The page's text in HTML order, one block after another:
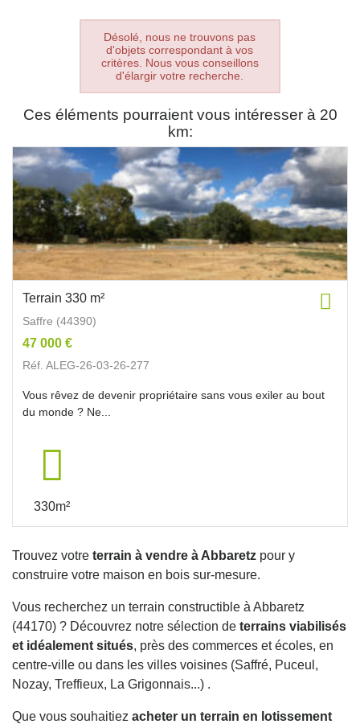
Désolé, nous ne trouvons pas
d'objets correspondant à vos
critères. Nous vous conseillons
d'élargir votre recherche.
Ces éléments pourraient vous intéresser à 20
km:
Terrain 330 m²
Saffre (44390)
47 000 €
Réf. ALEG-26-03-26-277
Vous rêvez de devenir propriétaire sans vous exiler au bout
du monde ? Ne...
330m²
Trouvez votre terrain à vendre à Abbaretz pour y
construire votre maison en bois sur-mesure.
Vous recherchez un terrain constructible à Abbaretz
(44170) ? Découvrez notre sélection de terrains viabilisés
et idéalement situés, près des commerces et écoles, en
centre-ville ou dans les villes voisines (Saffré, Puceul,
Nozay, Treffieux, La Grigonnais...) .
Que vous souhaitiez acheter un terrain en lotissement